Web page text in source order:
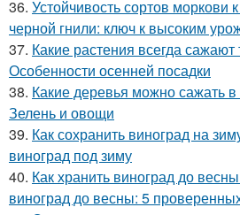
36. Устойчивость сортов моркови
черной гнили: ключ к высоким
37. Какие растения всегда сажают
Особенности осенней посадки
38. Какие деревья можно сажать в
Зелень и овощи
39. Как сохранить виноград на
виноград под зиму
40. Как хранить виноград до
виноград до весны: 5